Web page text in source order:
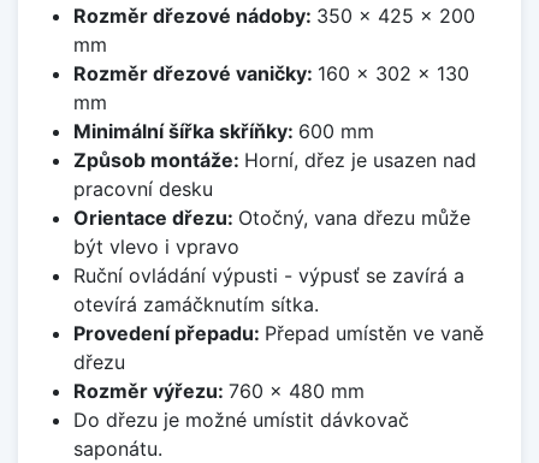
Rozměr dřezové nádoby: 350 x 425 x 200
mm
Rozměr dřezové vaničky: 160 x 302 x 130
mm
Minimální šířka skříňky: 600 mm
Způsob montáže: Horní, dřez je usazen nad
pracovní desku
Orientace dřezu: Otočný, vana dřezu může
být vlevo i vpravo
Ruční ovládání výpusti - výpusť se zavírá a
otevírá zamáčknutím sítka.
Provedení přepadu: Přepad umístěn ve vaně
dřezu
Rozměr výřezu: 760 x 480 mm
Do dřezu je možné umístit dávkovač
saponátu.